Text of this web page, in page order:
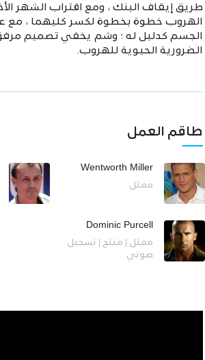
طريق إيقاف البنك ، ومع اقتراب الشهر
الهروب خطوة بخطوة لكسر كليهما ، مع
الجسم كدليل له ؛ وشم يخفي تصميم
الضرورية الحيوية للهروب.
طاقم العمل
Wentworth Miller
ممثل
Dominic Purcell
ممثل | منتج | تسجيل
صوتي